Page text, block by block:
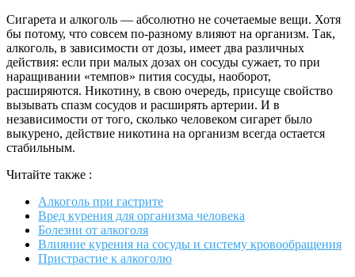
Сигарета и алкоголь — абсолютно не сочетаемые вещи. Хотя
бы потому, что совсем по-разному влияют на организм. Так,
алкоголь, в зависимости от дозы, имеет два различных
действия: если при малых дозах он сосуды сужает, то при
наращивании «темпов» пития сосуды, наоборот,
расширяются. Никотину, в свою очередь, присуще свойство
вызывать спазм сосудов и расширять артерии. И в
независимости от того, сколько человеком сигарет было
выкурено, действие никотина на организм всегда остается
стабильным.
Читайте также :
Алкоголь при гастрите
Вред курения для организма человека
Болезни от алкоголя
Влияние курения на сосуды и систему кровообращения
Пристрастие к алкоголю